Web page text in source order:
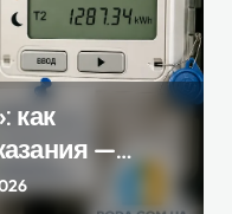
как
—
ошибок